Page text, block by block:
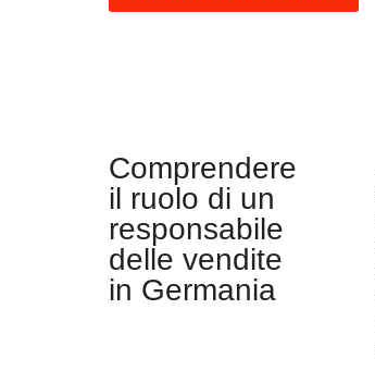
Comprendere
il ruolo di un
responsabile
delle vendite
in Germania